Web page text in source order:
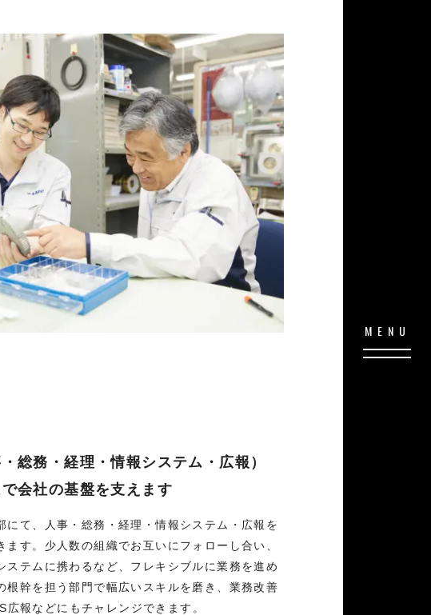
総務・経理・情報システム・広報）
会社の基盤を支えます
にて、人事・総務・経理・情報システム・広報を
ます。少人数の組織でお互いにフォローし合い、
ステムに携わるなど、フレキシブルに業務を進め
根幹を担う部門で幅広いスキルを磨き、業務改善
報などにもチャレンジできます。